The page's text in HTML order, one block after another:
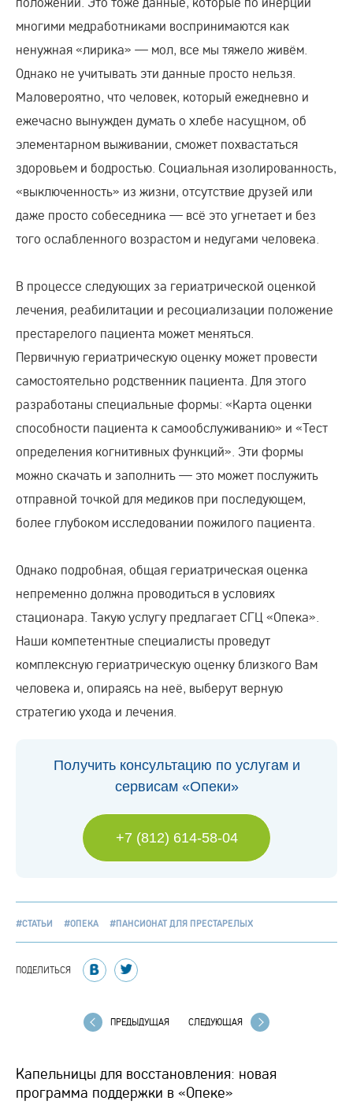
многими медработниками воспринимаются как
ненужная «лирика» — мол, все мы тяжело живём.
Однако не учитывать эти данные просто нельзя.
Маловероятно, что человек, который ежедневно и
ежечасно вынужден думать о хлебе насущном, об
элементарном выживании, сможет похвастаться
здоровьем и бодростью. Социальная изолированность,
«выключенность» из жизни, отсутствие друзей или
даже просто собеседника — всё это угнетает и без
того ослабленного возрастом и недугами человека.
В процессе следующих за гериатрической оценкой
лечения, реабилитации и ресоциализации положение
престарелого пациента может меняться.
Первичную гериатрическую оценку может провести
самостоятельно родственник пациента. Для этого
разработаны специальные формы: «Карта оценки
способности пациента к самообслуживанию» и «Тест
определения когнитивных функций». Эти формы
можно скачать и заполнить — это может послужить
отправной точкой для медиков при последующем,
более глубоком исследовании пожилого пациента.
Однако подробная, общая гериатрическая оценка
непременно должна проводиться в условиях
стационара. Такую услугу предлагает СГЦ «Опека».
Наши компетентные специалисты проведут
комплексную гериатрическую оценку близкого Вам
человека и, опираясь на неё, выберут верную
стратегию ухода и лечения.
Получить консультацию по услугам и
сервисам «Опеки»
+7 (812) 614-58-04
#СТАТЬИ #ОПЕКА #ПАНСИОНАТ ДЛЯ ПРЕСТАРЕЛЫХ
ПОДЕЛИТЬСЯ
ПРЕДЫДУЩАЯ СЛЕДУЮЩАЯ
Капельницы для восстановления: новая
программа поддержки в «Опеке»